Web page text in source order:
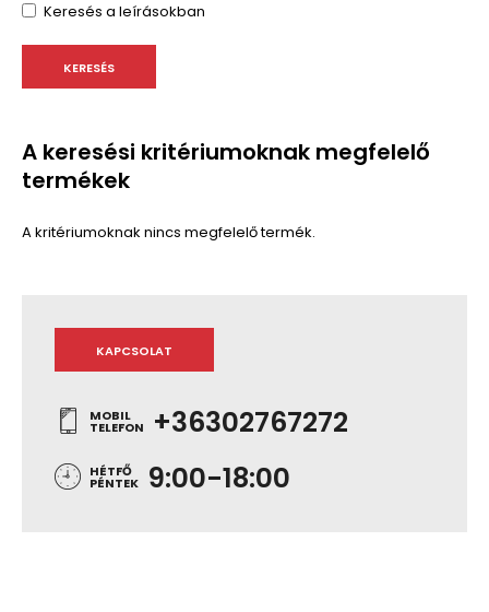
Keresés a leírásokban
A keresési kritériumoknak megfelelő
termékek
A kritériumoknak nincs megfelelő termék.
KAPCSOLAT
MOBIL
TELEFON +36302767272
HÉTFŐ
PÉNTEK 9:00-18:00